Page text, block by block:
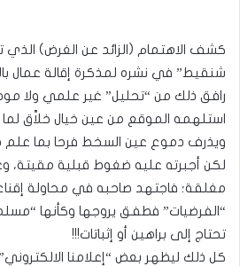
كشف الاهتمام (الزائد عن الغرض) الذي
شنقيط” في نشره لمذكرة إقالة عمال
رافق ذلك من “تحليل” غير علمي ولا
استلهمه الموقع من عين خيال خلاَّق
ويذرف دموع عين السخط فرحا بما علم
لكن أجبرته عليه ضغوط قبلية مقيتة،
مغلقة؛ فاجتهد صاحبه في محاولة
“الفرضيات” فطفق يروجها وكأنها
تحتاج إلى براهين أو إثباتات!!!
كل ذلك ليظهر بعض “إعلامنا